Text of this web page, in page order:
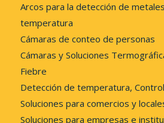
Arcos para la detección de
temperatura
Cámaras de conteo de personas
Cámaras y Soluciones
Fiebre
Detección de temperatura,
Soluciones para comercios y
Soluciones para empresas e